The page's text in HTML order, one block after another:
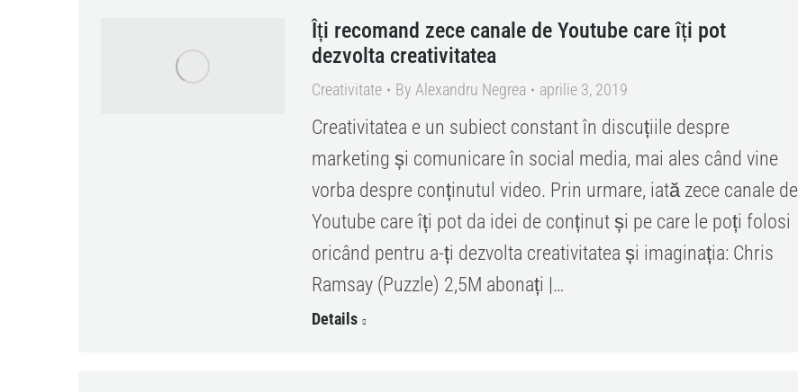
Îți recomand zece canale de Youtube care îți pot
dezvolta creativitatea
Creativitate By Alexandru Negrea aprilie 3, 2019
Creativitatea e un subiect constant în discuțiile despre
marketing și comunicare în social media, mai ales când vine
vorba despre conținutul video. Prin urmare, iată zece canale de
Youtube care îți pot da idei de conținut și pe care le poți folosi
oricând pentru a-ți dezvolta creativitatea și imaginația: Chris
Ramsay (Puzzle) 2,5M abonați |…
Details